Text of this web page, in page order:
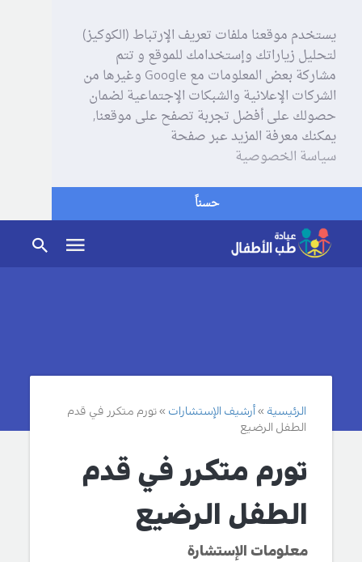
يستخدم موقعنا ملفات تعريف الإرتباط (الكوكيز)
لتحليل زياراتك وإستخدامك للموقع و تتم
مشاركة بعض المعلومات مع Google وغيرها من
الشركات الإعلانية والشبكات الإجتماعية لضمان
حصولك على أفضل تجربة تصفح على موقعنا,
يمكنك معرفة المزيد عبر صفحة
سياسة الخصوصية
حسناً
الرئيسية أرشيف الإستشارات
تورم متكرر في قدم
الطفل الرضيع
تورم متكرر في قدم
الطفل الرضيع
معلومات الإستشارة